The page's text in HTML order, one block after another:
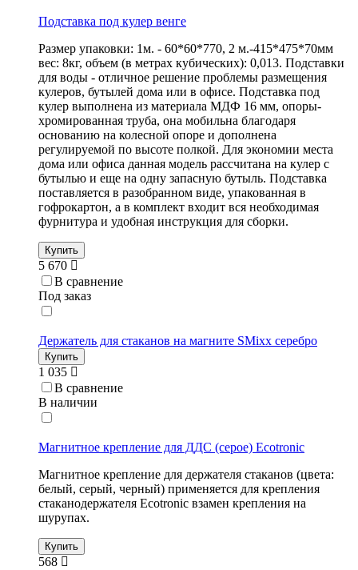
Подставка под кулер венге
Размер упаковки: 1м. - 60*60*770, 2 м.-415*475*70мм
вес: 8кг, объем (в метрах кубических): 0,013. Подставки
для воды - отличное решение проблемы размещения
кулеров, бутылей дома или в офисе. Подставка под
кулер выполнена из материала МДФ 16 мм, опоры-
хромированная труба, она мобильна благодаря
основанию на колесной опоре и дополнена
регулируемой по высоте полкой. Для экономии места
дома или офиса данная модель рассчитана на кулер с
бутылью и еще на одну запасную бутыль. Подставка
поставляется в разобранном виде, упакованная в
гофрокартон, а в комплект входит вся необходимая
фурнитура и удобная инструкция для сборки.
Купить
5 670
В сравнение
Под заказ
Держатель для стаканов на магните SMixx серебро
Купить
1 035
В сравнение
В наличии
Магнитное крепление для ДДС (серое) Ecotronic
Магнитное крепление для держателя стаканов (цвета:
белый, серый, черный) применяется для крепления
стаканодержателя Ecotronic взамен крепления на
шурупах.
Купить
568